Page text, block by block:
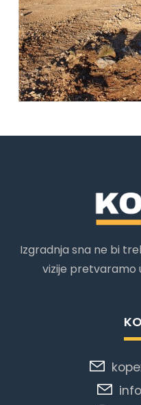
Izgradnja sna ne bi
vizije pretvaramo